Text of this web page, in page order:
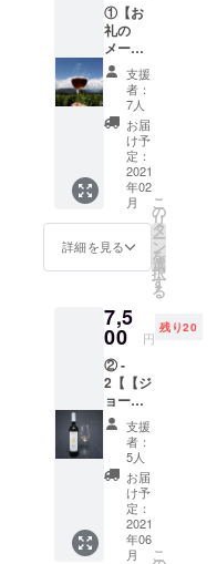
①【お
礼の
メー
ル】 ・
支援し
て頂い
た方へ
のお礼
とし
て、
ジョー
ジアワ
インに
関する
写真を
添付し
のメー
ルをご
提供致
しま
す。
【備
考】 ※
リター
ンとし
ての商
品等は
ござい
ませ
ん。
支援
者：
7人
お届
け予
定：
2021
年02
月
詳細を見る
こ
の
リ
タ
ー
ン
を
選
択
す
る
7,5
00 円
残り20
② -
2【【ジ
ョージ
アワイ
ン1本
(白) + ピ
アラ1つ
の購入
チケッ
ト】 ・
DaiSuW
ineが
支援
者：
5人
お届
け予
定：
2021
年06
月
こ